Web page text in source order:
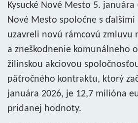
Kysucké Nové Mesto 5. januára
Nové Mesto spoločne s ďalšími
uzavreli novú rámcovú zmluvu
a zneškodnenie komunálneho
žilinskou akciovou
päťročného kontraktu, ktorý
januára 2026, je 12,7 milióna
pridanej hodnoty.